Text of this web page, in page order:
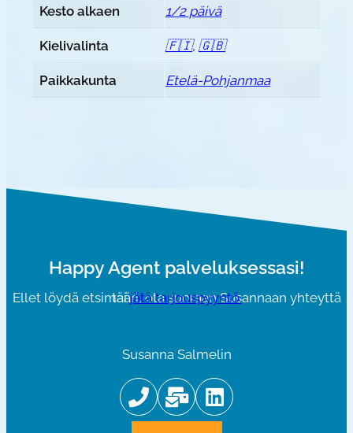
Kesto alkaen 1/2 päivä
Kielivalinta 🇫🇮, 🇬🇧
Paikkakunta Etelä-Pohjanmaa
Happy Agent palveluksessasi!
Ellet löydä etsimääri, ota suoraan Susannaan yhteyttä taijätä tarjouspyyntö.
Susanna Salmelin